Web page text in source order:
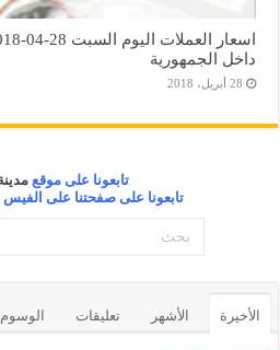
داخل الجمهورية
28 أبريل، 2018
تابعونا على موقع
تابعونا على صفحتنا على
الأخيرة الأشهر تعليقات الوسوم